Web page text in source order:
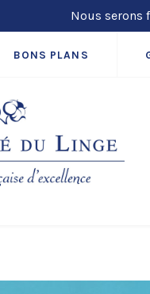
Nous serons
BONS PLANS